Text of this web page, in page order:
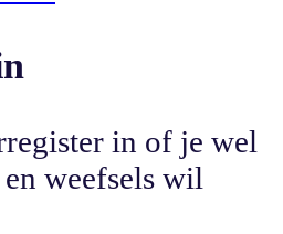
in of je wel
weefsels wil